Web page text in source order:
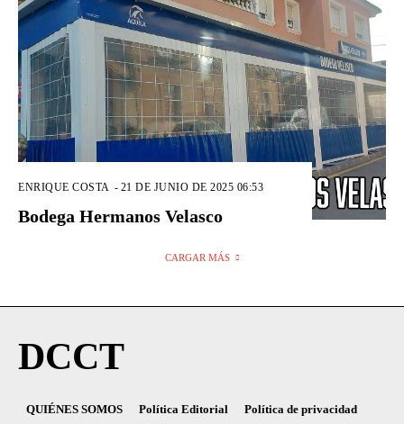
ENRIQUE COSTA - 21 DE JUNIO DE 2025 06:53
Bodega Hermanos Velasco
CARGAR MÁS
DCCT
QUIÉNES SOMOS Política Editorial Política de privacidad